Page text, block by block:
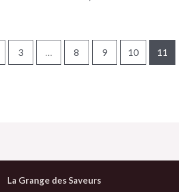
3 … 8 9 10 11
La Grange des Saveurs